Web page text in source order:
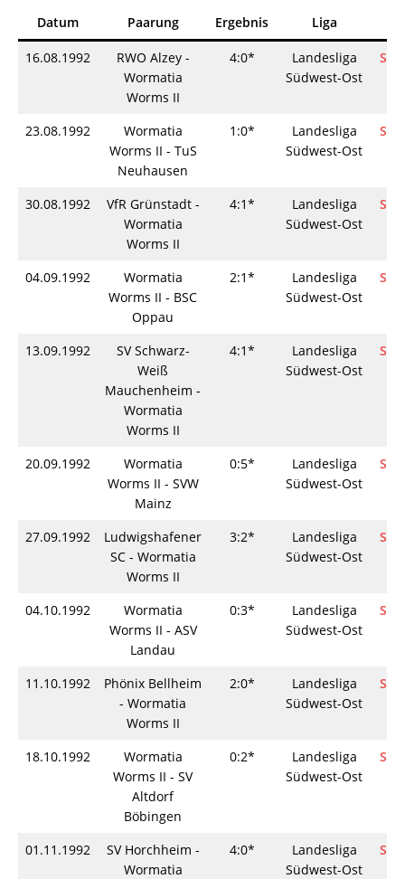
Datum
Paarung Ergebnis Liga
16.08.1992
RWO Alzey -
Wormatia
Worms II
4:0*
Landesliga
Südwest-Ost
23.08.1992
Wormatia
Worms II - TuS
Neuhausen
1:0*
Landesliga
Südwest-Ost
30.08.1992
VfR Grünstadt -
Wormatia
Worms II
4:1*
Landesliga
Südwest-Ost
04.09.1992
Wormatia
Worms II - BSC
Oppau
2:1*
Landesliga
Südwest-Ost
13.09.1992
SV Schwarz-
Weiß
Mauchenheim -
Wormatia
Worms II
4:1*
Landesliga
Südwest-Ost
20.09.1992
Wormatia
Worms II - SVW
Mainz
0:5*
Landesliga
Südwest-Ost
27.09.1992
Ludwigshafener
SC - Wormatia
Worms II
3:2*
Landesliga
Südwest-Ost
04.10.1992
Wormatia
Worms II - ASV
Landau
0:3*
Landesliga
Südwest-Ost
11.10.1992
Phönix Bellheim
- Wormatia
Worms II
2:0*
Landesliga
Südwest-Ost
18.10.1992
Wormatia
Worms II - SV
Altdorf
Böbingen
0:2*
Landesliga
Südwest-Ost
01.11.1992
SV Horchheim -
Wormatia
4:0*
Landesliga
Südwest-Ost